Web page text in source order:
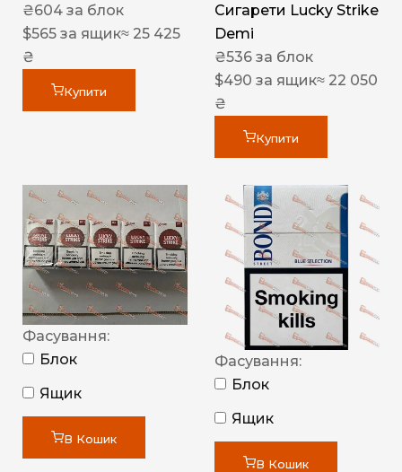
₴604 за блок
$565 за ящик≈ 25 425
₴
Купити
Сигарети Lucky Strike
Demi
₴536 за блок
$490 за ящик≈ 22 050
₴
Купити
Фасування:
Блок
Ящик
В Кошик
Фасування:
Блок
Ящик
В Кошик